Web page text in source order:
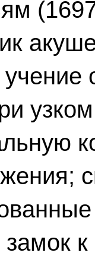
замок